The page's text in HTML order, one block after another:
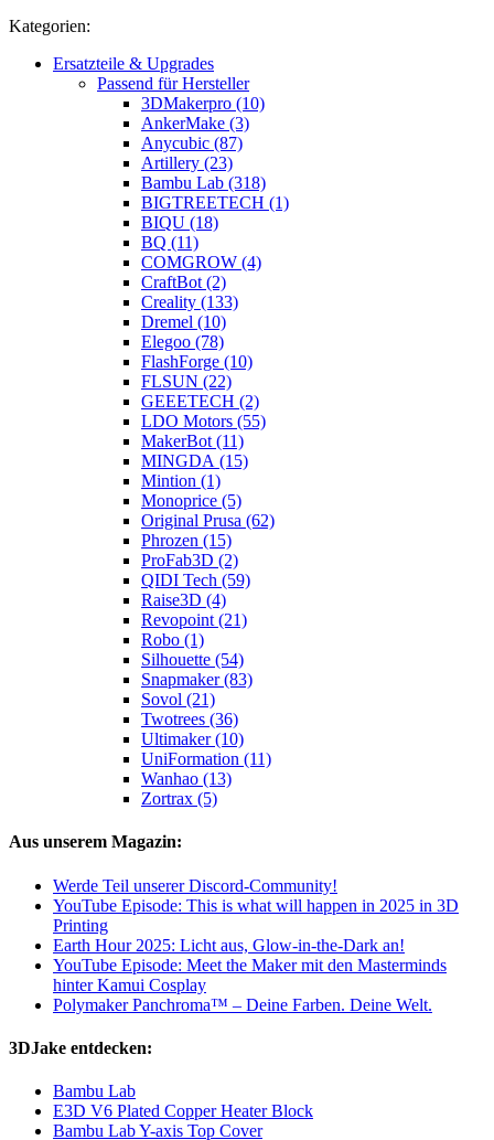
Kategorien:
Ersatzteile & Upgrades
Passend für Hersteller
3DMakerpro (10)
AnkerMake (3)
Anycubic (87)
Artillery (23)
Bambu Lab (318)
BIGTREETECH (1)
BIQU (18)
BQ (11)
COMGROW (4)
CraftBot (2)
Creality (133)
Dremel (10)
Elegoo (78)
FlashForge (10)
FLSUN (22)
GEEETECH (2)
LDO Motors (55)
MakerBot (11)
MINGDA (15)
Mintion (1)
Monoprice (5)
Original Prusa (62)
Phrozen (15)
ProFab3D (2)
QIDI Tech (59)
Raise3D (4)
Revopoint (21)
Robo (1)
Silhouette (54)
Snapmaker (83)
Sovol (21)
Twotrees (36)
Ultimaker (10)
UniFormation (11)
Wanhao (13)
Zortrax (5)
Aus unserem Magazin:
Werde Teil unserer Discord-Community!
YouTube Episode: This is what will happen in 2025 in 3D
Printing
Earth Hour 2025: Licht aus, Glow-in-the-Dark an!
YouTube Episode: Meet the Maker mit den Masterminds
hinter Kamui Cosplay
Polymaker Panchroma™ – Deine Farben. Deine Welt.
3DJake entdecken:
Bambu Lab
E3D V6 Plated Copper Heater Block
Bambu Lab Y-axis Top Cover